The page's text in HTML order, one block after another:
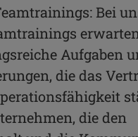
Bei
Aufgaben
die das
die den